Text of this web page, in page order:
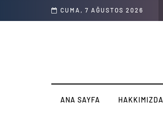
CUMA, 7 AĞUSTOS 2026
ANA SAYFA HAKKIMIZDA